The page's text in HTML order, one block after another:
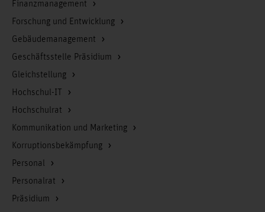
Finanzmanagement
Forschung und Entwicklung
Gebäudemanagement
Geschäftsstelle Präsidium
Gleichstellung
Hochschul-IT
Hochschulrat
Kommunikation und Marketing
Korruptionsbekämpfung
Personal
Personalrat
Präsidium